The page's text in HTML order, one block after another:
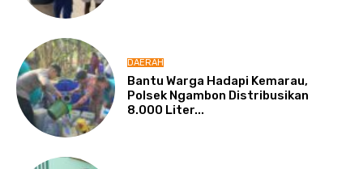
DAERAH
Bantu Warga Hadapi Kemarau,
Polsek Ngambon Distribusikan
8.000 Liter...